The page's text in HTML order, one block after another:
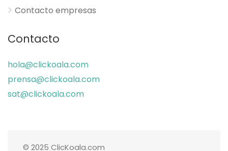
Contacto empresas
Contacto
hola@clickoala.com
prensa@clickoala.com
sat@clickoala.com
© 2025 ClicKoala.com